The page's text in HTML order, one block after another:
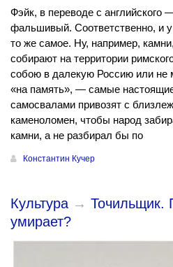
Фэйк, в переводе с английского
фальшивый. Соответственно, и у
то же самое. Ну, например,
собирают на территории
собою в далекую Россию или не
«на память», — самые
самосвалами привозят с
каменоломен, чтобы народ
камни, а не разбирал бы по
Константин Кучер
Культура → Точильщик.
умирает?